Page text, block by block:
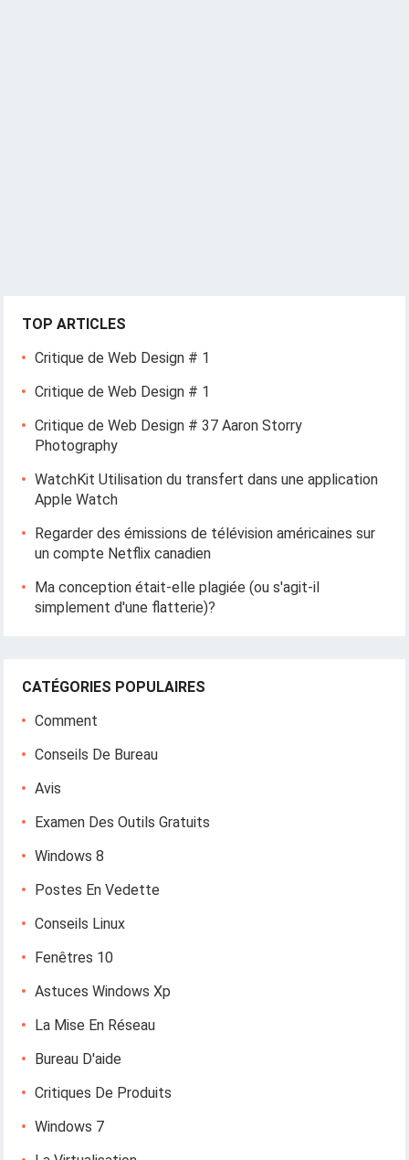
TOP ARTICLES
Critique de Web Design # 1
Critique de Web Design # 1
Critique de Web Design # 37 Aaron Storry
Photography
WatchKit Utilisation du transfert dans une application
Apple Watch
Regarder des émissions de télévision américaines sur
un compte Netflix canadien
Ma conception était-elle plagiée (ou s'agit-il
simplement d'une flatterie)?
CATÉGORIES POPULAIRES
Comment
Conseils De Bureau
Avis
Examen Des Outils Gratuits
Windows 8
Postes En Vedette
Conseils Linux
Fenêtres 10
Astuces Windows Xp
La Mise En Réseau
Bureau D'aide
Critiques De Produits
Windows 7